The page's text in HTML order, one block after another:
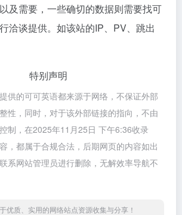
及需要，一些确切的数据则需要找可
洽谈提供。如该站的IP、PV、跳出
特别声明
供的可可英语都来源于网络，不保证外部
性，同时，对于该外部链接的指向，不由
制，在2025年11月25日 下午6:36收录
，都属于合规合法，后期网页的内容如出
系网站管理员进行删除，无解效率导航不
优质、实用的网络站点资源收集与分享！